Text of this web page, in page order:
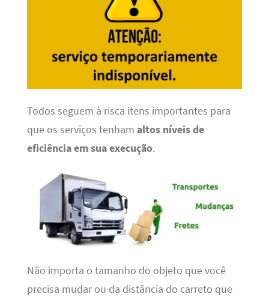
Todos seguem à risca itens importantes para
que os serviços tenham altos níveis de
eficiência em sua execução.
Não importa o tamanho do objeto que você
precisa mudar ou da distância do carreto que